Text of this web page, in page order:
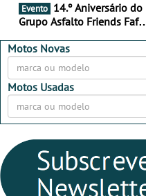
Evento
Grupo Asfalto Friends Fafe,
2026
Motos Novas
Motos Usadas